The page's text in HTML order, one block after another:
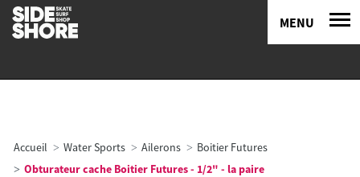
MENU
Accueil Water Sports Ailerons
Boitier Futures
Obturateur cache Boitier Futures - 1/2" - la paire